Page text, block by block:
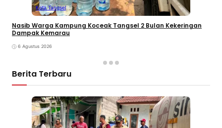
Kota Tangsel
Nasib Warga Kampung Koceak Tangsel 2 Bulan Kekeringan
Dampak Kemarau
6 Agustus 2026
Berita Terbaru